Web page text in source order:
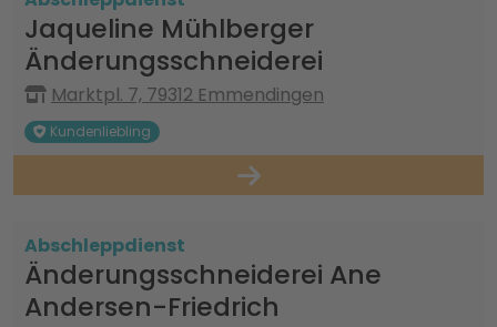
Jaqueline Mühlberger
Änderungsschneiderei
Marktpl. 7, 79312 Emmendingen
Kundenliebling
Abschleppdienst
Änderungsschneiderei Ane
Andersen-Friedrich